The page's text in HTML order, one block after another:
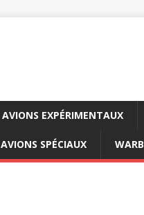
AVIONS EXPÉRIMENTAUX
AVIONS SPÉCIAUX